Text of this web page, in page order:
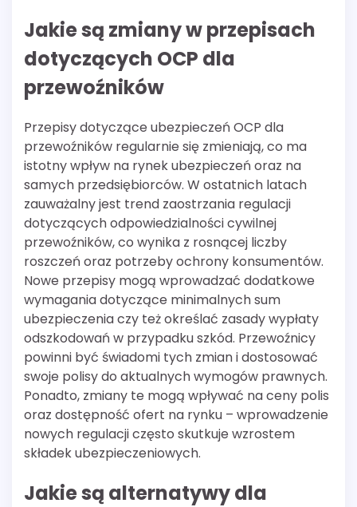
Jakie są zmiany w przepisach
dotyczących OCP dla
przewoźników
Przepisy dotyczące ubezpieczeń OCP dla
przewoźników regularnie się zmieniają, co ma
istotny wpływ na rynek ubezpieczeń oraz na
samych przedsiębiorców. W ostatnich latach
zauważalny jest trend zaostrzania regulacji
dotyczących odpowiedzialności cywilnej
przewoźników, co wynika z rosnącej liczby
roszczeń oraz potrzeby ochrony konsumentów.
Nowe przepisy mogą wprowadzać dodatkowe
wymagania dotyczące minimalnych sum
ubezpieczenia czy też określać zasady wypłaty
odszkodowań w przypadku szkód. Przewoźnicy
powinni być świadomi tych zmian i dostosować
swoje polisy do aktualnych wymogów prawnych.
Ponadto, zmiany te mogą wpływać na ceny polis
oraz dostępność ofert na rynku – wprowadzenie
nowych regulacji często skutkuje wzrostem
składek ubezpieczeniowych.
Jakie są alternatywy dla